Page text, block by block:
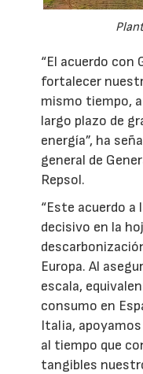
“El acuerdo con
fortalecer
mismo tiempo,
largo plazo de
energía”, ha
general de
Repsol.
“Este acuerdo a
decisivo en la
Europa. Al
escala,
consumo en
Italia,
al tiempo que
tangibles